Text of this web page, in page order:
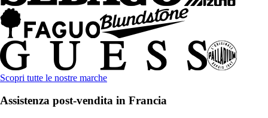
Scopri tutte le nostre marche
Assistenza post-vendita in Francia